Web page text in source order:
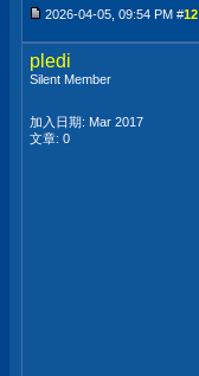
2026-04-05, 09:54 PM #12
pledi
Silent Member
加入日期: Mar 2017
文章: 0